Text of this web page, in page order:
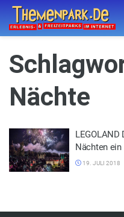
Nächte
Nächten ein
19. JULI 2018